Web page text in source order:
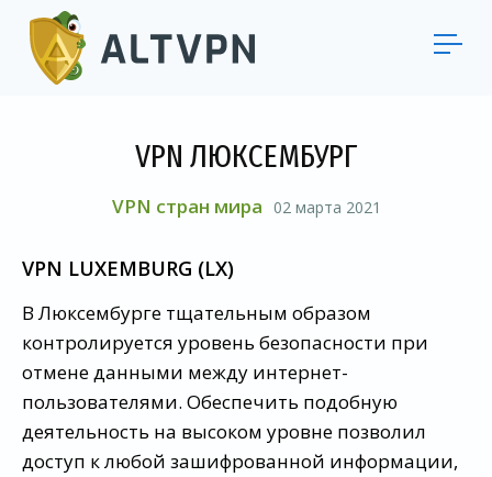
VPN ЛЮКСЕМБУРГ
VPN стран мира 02 марта 2021
VPN LUXEMBURG (LX)
В Люксембурге тщательным образом
контролируется уровень безопасности при
отмене данными между интернет-
пользователями. Обеспечить подобную
деятельность на высоком уровне позволил
доступ к любой зашифрованной информации,